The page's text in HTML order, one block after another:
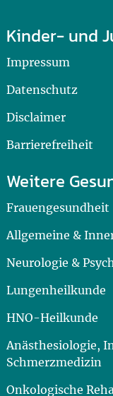
Kinder- und
Impressum
Datenschutz
Disclaimer
Barrierefreiheit
Weitere
Frauengesundheit
Allgemeine &
Neurologie &
Lungenheilkunde
HNO-Heilkunde
Anästhesiologie,
Schmerzmedizin
Onkologische